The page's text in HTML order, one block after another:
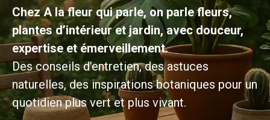
Chez A la fleur qui parle, on parle fleurs,
plantes d’intérieur et jardin, avec douceur,
expertise et émerveillement.
Des conseils d’entretien, des astuces
naturelles, des inspirations botaniques pour un
quotidien plus vert et plus vivant.